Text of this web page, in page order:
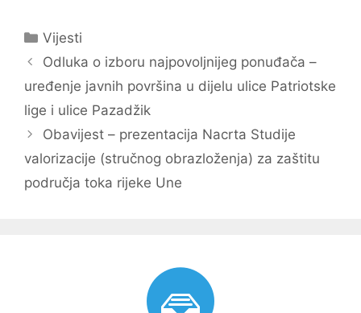
Kategorije
Vijesti
Navigacija
objava
Odluka o izboru najpovoljnijeg ponuđača –
uređenje javnih površina u dijelu ulice Patriotske
lige i ulice Pazadžik
Obavijest – prezentacija Nacrta Studije
valorizacije (stručnog obrazloženja) za zaštitu
područja toka rijeke Une